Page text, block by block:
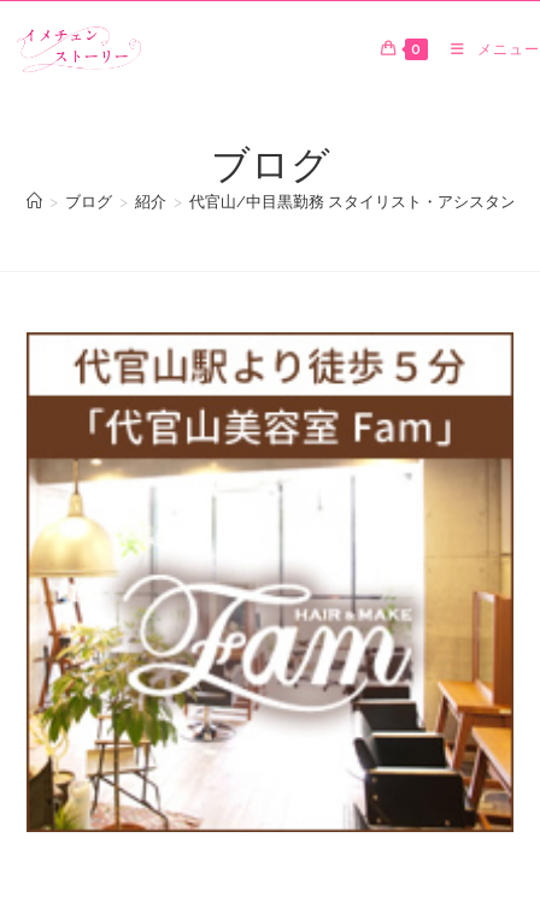
0 メニュー
ブログ
> ブログ > 紹介 > 代官山/中目黒勤務 スタイリスト・アシスタント